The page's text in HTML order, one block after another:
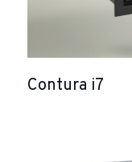
Contura i7